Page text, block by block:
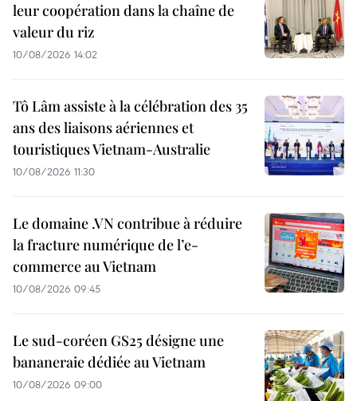
leur coopération dans la chaîne de
valeur du riz
10/08/2026 14:02
Tô Lâm assiste à la célébration des 35
ans des liaisons aériennes et
touristiques Vietnam-Australie
10/08/2026 11:30
Le domaine .VN contribue à réduire
la fracture numérique de l’e-
commerce au Vietnam
10/08/2026 09:45
Le sud-coréen GS25 désigne une
bananeraie dédiée au Vietnam
10/08/2026 09:00